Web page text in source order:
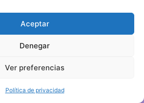
Aceptar
Denegar
Ver preferencias
Política de privacidad